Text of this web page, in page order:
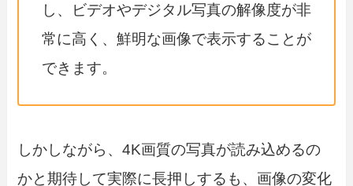
し、ビデオやデジタル写真の解像度が非
常に高く、鮮明な画像で表示することが
できます。
しかしながら、4K画質の写真が読み込めるの
かと期待して実際に長押しするも、画像の変化